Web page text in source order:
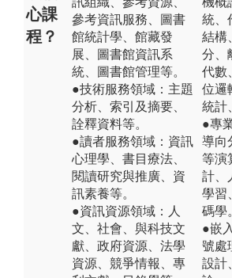
心課
程？
參考資訊服務、圖書
館統計學、館藏發
展、圖書館資訊系
統、圖書館管理等。
●技術服務領域：主題
分析、索引及摘要、
詮釋資料等。
●讀者服務領域：資訊
心理學、書目療法、
閱讀研究與推廣、資
訊素養等。
●資訊資源領域：人
文、社會、與科技文
獻、政府資源、法學
資源、競爭情報、專
統、
結構
分、
代數
位邏
統計
●專
導向
等演
計、
學習
碼學
●嵌
號處
設計